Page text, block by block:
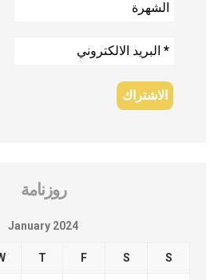
روزنامة
January 2024
T F S S